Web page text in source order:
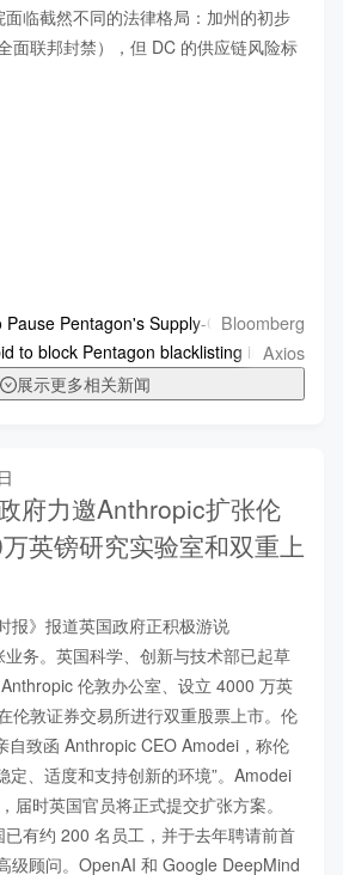
临截然不同的法律格局：加州的初步
面联邦封禁），但 DC 的供应链风险标
Pentagon's Supply-Chain Risk
Bloomberg
to block Pentagon blacklisting in DC court
Axios
展示更多相关新闻
府力邀Anthropic扩张伦
英镑研究实验室和双重上
报》报道英国政府正积极游说
务。英国科学、创新与技术部已起草
伦敦办公室、设立 4000 万英
伦敦证券交易所进行双重股票上市。伦
自致函 Anthropic CEO Amodei，称伦
定、适度和支持创新的环境”。Amodei
届时英国官员将正式提交扩张方案。
有约 200 名员工，并于去年聘请前首
级顾问。OpenAI 和 Google DeepMind